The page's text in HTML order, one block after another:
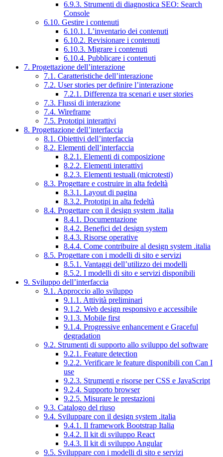
6.9.3. Strumenti di diagnostica SEO: Search
Console
6.10. Gestire i contenuti
6.10.1. L’inventario dei contenuti
6.10.2. Revisionare i contenuti
6.10.3. Migrare i contenuti
6.10.4. Pubblicare i contenuti
7. Progettazione dell’interazione
7.1. Caratteristiche dell’interazione
7.2. User stories per definire l’interazione
7.2.1. Differenza tra scenari e user stories
7.3. Flussi di interazione
7.4. Wireframe
7.5. Prototipi interattivi
8. Progettazione dell’interfaccia
8.1. Obiettivi dell’interfaccia
8.2. Elementi dell’interfaccia
8.2.1. Elementi di composizione
8.2.2. Elementi interattivi
8.2.3. Elementi testuali (microtesti)
8.3. Progettare e costruire in alta fedeltà
8.3.1. Layout di pagina
8.3.2. Prototipi in alta fedeltà
8.4. Progettare con il design system .italia
8.4.1. Documentazione
8.4.2. Benefici del design system
8.4.3. Risorse operative
8.4.4. Come contribuire al design system .italia
8.5. Progettare con i modelli di sito e servizi
8.5.1. Vantaggi dell’utilizzo dei modelli
8.5.2. I modelli di sito e servizi disponibili
9. Sviluppo dell’interfaccia
9.1. Approccio allo sviluppo
9.1.1. Attività preliminari
9.1.2. Web design responsivo e accessibile
9.1.3. Mobile first
9.1.4. Progressive enhancement e Graceful
degradation
9.2. Strumenti di supporto allo sviluppo del software
9.2.1. Feature detection
9.2.2. Verificare le feature disponibili con Can I
use
9.2.3. Strumenti e risorse per CSS e JavaScript
9.2.4. Supporto browser
9.2.5. Misurare le prestazioni
9.3. Catalogo del riuso
9.4. Sviluppare con il design system .italia
9.4.1. Il framework Bootstrap Italia
9.4.2. Il kit di sviluppo React
9.4.3. Il kit di sviluppo Angular
9.5. Sviluppare con i modelli di sito e servizi